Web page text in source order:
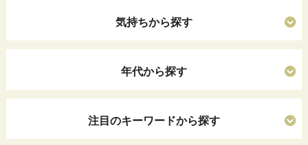
気持ちから探す
年代から探す
注目のキーワードから探す